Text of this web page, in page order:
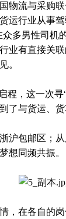
物流与采购
运行业从事
多男性司机
业有直接关
。
程，这一次
了与货运、货
沪包邮区；
想同频共振。
，在各自的